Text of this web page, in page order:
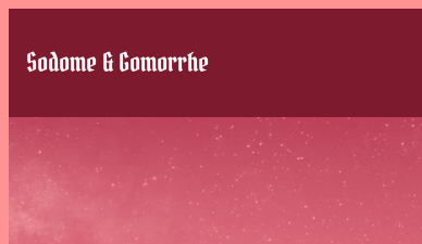
Sodome & Gomorrhe